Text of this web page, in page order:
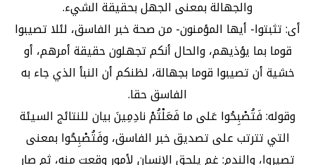
والجهالة بمعنى الجهل بحقيقة الشيء.
أى: تثبتوا- أيها المؤمنون- من صحة خبر الفاسق، لئلا تصيبوا
قوما بما يؤذيهم، والحال أنكم تجهلون حقيقة أمرهم، أو
خشية أن تصيبوا قوما بجهالة، لظنكم أن النبأ الذي جاء به
الفاسق حقا.
وقوله: فَتُصْبِحُوا عَلى ما فَعَلْتُمْ نادِمِينَ بيان للنتائج السيئة
التي تترتب على تصديق خبر الفاسق، وفَتُصْبِحُوا بمعنى
تصيروا، والندم: غم يلحق الإنسان لأمور وقعت منه، ثم صار